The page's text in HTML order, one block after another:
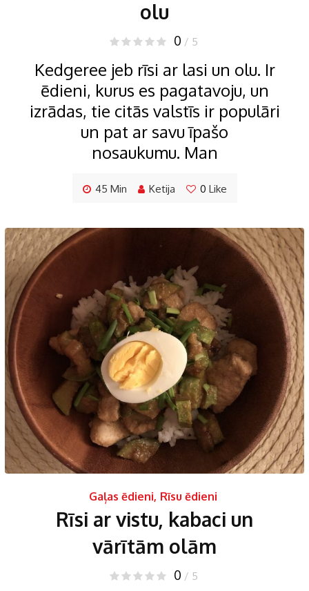
olu
0 / 5
Kedgeree jeb rīsi ar lasi un olu. Ir
ēdieni, kurus es pagatavoju, un
izrādas, tie citās valstīs ir populāri
un pat ar savu īpašo
nosaukumu. Man
45 Min Ketija 0 Like
Gaļas ēdieni, Rīsu ēdieni
Rīsi ar vistu, kabaci un
vārītām olām
0 / 5